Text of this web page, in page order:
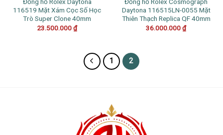
Đồng hồ Rolex Daytona
116519 Mặt Xám Cọc Số Học
Trò Super Clone 40mm
23.500.000₫
Đồng hồ Rolex Cosmograph
Daytona 116515LN-0055 Mặt
Thiên Thạch Replica QF 40mm
36.000.000₫
1 2